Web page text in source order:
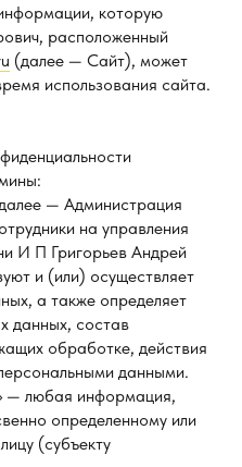
которую
расположенный
(далее — Сайт), может
использования сайта.
— Администрация
на управления
И П Григорьев Андрей
и (или) осуществляет
а также определяет
данных, состав
обработке, действия
данными.
— любая информация,
определенному или
(субъекту